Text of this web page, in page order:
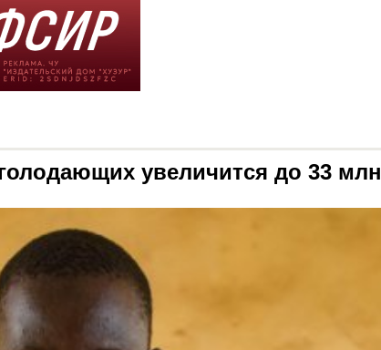
увеличится до 33 млн